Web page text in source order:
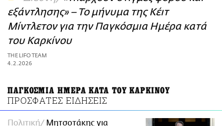
ΑΜΠΑ
PRINT
εξάντλησης» – Το μήνυμα της Κέιτ
Μίντλετον για την Παγκόσμια Ημέρα κατά
του Καρκίνου
THE LIFO TEAM
4.2.2026
ΠΑΓΚΟΣΜΙΑ ΗΜΕΡΑ ΚΑΤΑ ΤΟΥ ΚΑΡΚΙΝΟΥ
ΠΡΟΣΦΑΤΕΣ ΕΙΔΗΣΕΙΣ
Πολιτική
Μητσοτάκης για